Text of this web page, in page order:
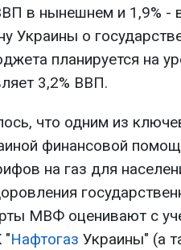
в нынешнем и 1,9% -
Украины о
планируется на
3,2% ВВП.
что одним из
финансовой
на газ для
МВФ оценивают с
"Нафтогаз Украины" (а